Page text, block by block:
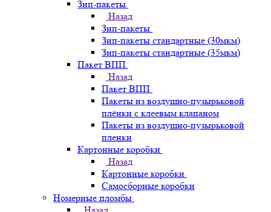
Зип-пакеты
Назад
Зип-пакеты
Зип-пакеты стандартные (30мкм)
Зип-пакеты стандартные (35мкм)
Пакет ВПП
Назад
Пакет ВПП
Пакеты из воздушно-пузырьковой
плёнки с клеевым клапаном
Пакеты из воздушно-пузырьковой
пленки
Картонные коробки
Назад
Картонные коробки
Самосборные коробки
Номерные пломбы